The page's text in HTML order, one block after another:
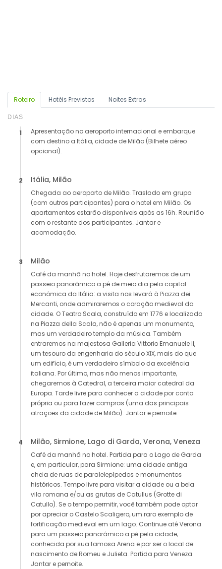
Roteiro Hotéis Previstos Noites Extras
DIAS
1
Apresentação no aeroporto internacional e embarque
com destino a Itália, cidade de Milão (Bilhete aéreo
opcional).
2 Itália, Milão
Chegada ao aeroporto de Milão. Traslado em grupo
(com outros participantes) para o hotel em Milão. Os
apartamentos estarão disponíveis após as 16h. Reunião
com o restante dos participantes. Jantar e
acomodação.
3 Milão
Café da manhã no hotel. Hoje desfrutaremos de um
passeio panorâmico a pé de meio dia pela capital
econômica da Itália: a visita nos levará à Piazza dei
Mercanti, onde admiraremos o coração medieval da
cidade. O Teatro Scala, construído em 1776 e localizado
na Piazza della Scala, não é apenas um monumento,
mas um verdadeiro templo da música. Também
entraremos na majestosa Galleria Vittorio Emanuele II,
um tesouro da engenharia do século XIX, mais do que
um edifício, é um verdadeiro símbolo da excelência
italiana. Por último, mas não menos importante,
chegaremos à Catedral, a terceira maior catedral da
Europa. Tarde livre para conhecer a cidade por conta
própria ou para fazer compras (uma das principais
atrações da cidade de Milão). Jantar e pernoite.
4 Milão, Sirmione, Lago di Garda, Verona, Veneza
Café da manhã no hotel. Partida para o Lago de Garda
e, em particular, para Sirmione: uma cidade antiga
cheia de ruas de paralelepípedos e monumentos
históricos. Tempo livre para visitar a cidade ou a bela
vila romana e/ou as grutas de Catullus (Grotte di
Catullo). Se o tempo permitir, você também pode optar
por apreciar o Castelo Scaligero, um raro exemplo de
fortificação medieval em um lago. Continue até Verona
para um passeio panorâmico a pé pela cidade,
conhecida por sua famosa Arena e por ser o local de
nascimento de Romeu e Julieta. Partida para Veneza.
Jantar e pernoite.